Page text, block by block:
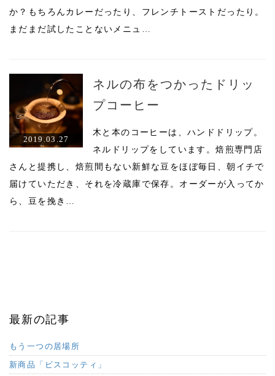
か？もちろんカレーだったり、フレンチトーストだったり。
まだまだ試したことないメニュ…
2019.03.27
ネルの布をつかったドリッ
プコーヒー
木と本のコーヒーは、ハンドドリップ。
ネルドリップをしています。焙煎専門店
さんと提携し、焙煎間もない新鮮な豆をほぼ毎日、朝イチで
届けていただき、それを冷蔵庫で保存。オーダーが入ってか
ら、豆を挽き…
最新の記事
もう一つの居場所
新商品「ビスコッティ」